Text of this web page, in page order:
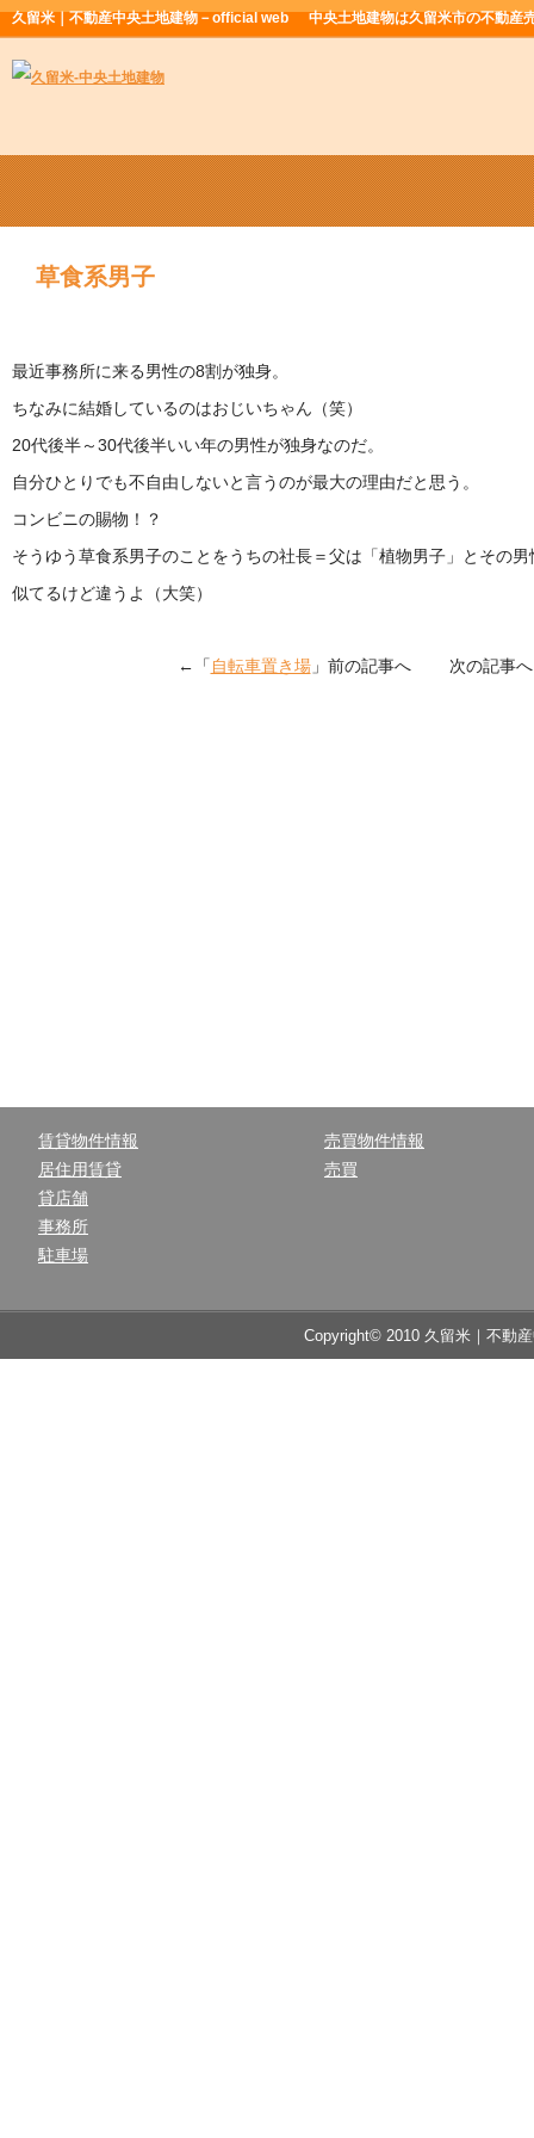
久留米｜不動産中央土地建物－official web 中央土地建物は久留米市の不動産
草食系男子
最近事務所に来る男性の8割が独身。
ちなみに結婚しているのはおじいちゃん（笑）
20代後半～30代後半いい年の男性が独身なのだ。
自分ひとりでも不自由しないと言うのが最大の理由だと思う。
コンビニの賜物！？
そうゆう草食系男子のことをうちの社長＝父は「植物男子」とその
似てるけど違うよ（大笑）
←「 自転車置き場」前の記事へ 次の記事へ
賃貸物件情報
居住用賃貸
貸店舗
事務所
駐車場
売買物件情報
売買
Copyright© 2010 久留米｜不動